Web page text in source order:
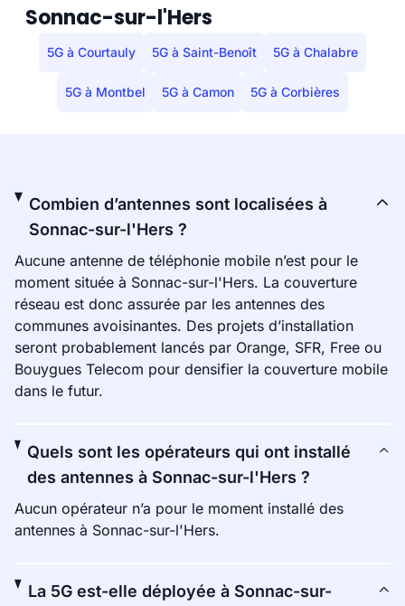
Sonnac-sur-l'Hers
5G à Courtauly 5G à Saint-Benoît 5G à Chalabre
5G à Montbel 5G à Camon 5G à Corbières
Combien d’antennes sont localisées à
Sonnac-sur-l'Hers ?
Aucune antenne de téléphonie mobile n’est pour le
moment située à Sonnac-sur-l'Hers. La couverture
réseau est donc assurée par les antennes des
communes avoisinantes. Des projets d’installation
seront probablement lancés par Orange, SFR, Free ou
Bouygues Telecom pour densifier la couverture mobile
dans le futur.
Quels sont les opérateurs qui ont installé
des antennes à Sonnac-sur-l'Hers ?
Aucun opérateur n’a pour le moment installé des
antennes à Sonnac-sur-l'Hers.
La 5G est-elle déployée à Sonnac-sur-